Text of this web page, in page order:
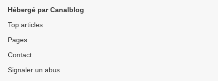
Hébergé par Canalblog
Top articles
Pages
Contact
Signaler un abus